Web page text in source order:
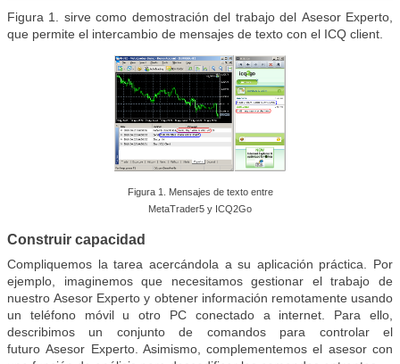
Figura 1. sirve como demostración del trabajo del Asesor Experto,
que permite el intercambio de mensajes de texto con el ICQ client.
Figura 1. Mensajes de texto entre
MetaTrader5 y ICQ2Go
Construir capacidad
Compliquemos la tarea acercándola a su aplicación práctica. Por
ejemplo, imaginemos que necesitamos gestionar el trabajo de
nuestroAsesor Experto y obtener información remotamente usando
un teléfono móvil u otro PC conectado a internet. Para ello,
describimos un conjunto de comandos para controlar el
futuroAsesor Experto. Asimismo, complementemos el asesor con